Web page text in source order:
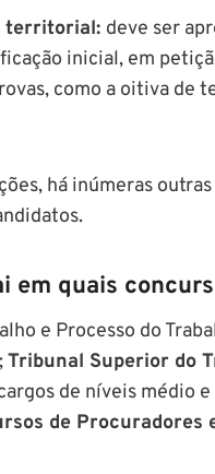
territorial: deve ser
inicial, em
como a oitiva de
há inúmeras
em quais
e Processo do
Tribunal Superior do
de níveis médio
de Procuradores